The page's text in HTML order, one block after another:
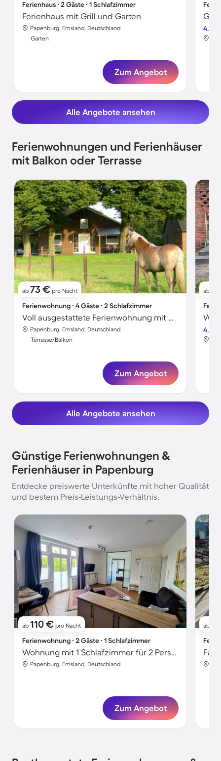
Ferienhaus ∙ 2 Gäste ∙ 1 Schlafzimmer
Ferienhaus mit Grill und Garten
Papenburg, Emsland, Deutschland
Garten
Zum Angebot
4.1
Alle Angebote ansehen
Ferienwohnungen und Ferienhäuser
mit Balkon oder Terrasse
ab 73 € pro Nacht
Ferienwohnung ∙ 4 Gäste ∙ 2 Schlafzimmer
Voll ausgestattete Ferienwohnung mit Grill, Terrasse und Garten | Haustierfreundlich
Papenburg, Emsland, Deutschland
Terrasse/Balkon
Zum Angebot
ab
4.7
Alle Angebote ansehen
Günstige Ferienwohnungen &
Ferienhäuser in Papenburg
Entdecke preiswerte Unterkünfte mit hoher Qualität
und bestem Preis-Leistungs-Verhältnis.
ab 110 € pro Nacht
Ferienwohnung ∙ 2 Gäste ∙ 1 Schlafzimmer
Wohnung mit 1 Schlafzimmer für 2 Personen
Papenburg, Emsland, Deutschland
Zum Angebot
ab